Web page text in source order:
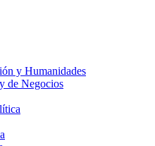
y Humanidades
de Negocios